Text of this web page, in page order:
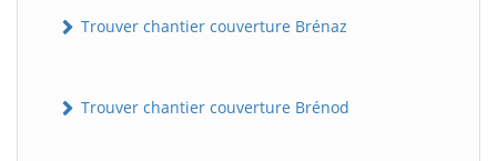
Trouver chantier couverture Brénaz
Trouver chantier couverture Brénod